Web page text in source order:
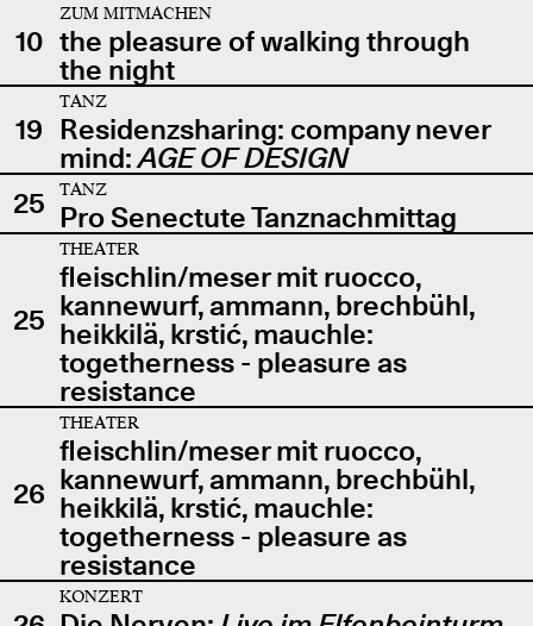
10
ZUM MITMACHEN
the pleasure of walking through
the night
19
TANZ
Residenzsharing: company never
mind:AGE OF DESIGN
25
TANZ
Pro Senectute Tanznachmittag
25
THEATER
fleischlin/meser mit ruocco,
kannewurf, ammann, brechbühl,
heikkilä, krstić, mauchle:
togetherness - pleasure as
resistance
26
THEATER
fleischlin/meser mit ruocco,
kannewurf, ammann, brechbühl,
heikkilä, krstić, mauchle:
togetherness - pleasure as
resistance
KONZERT